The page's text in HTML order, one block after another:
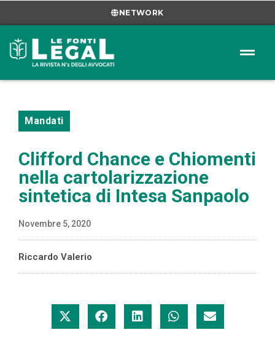
NETWORK
Mandati
Clifford Chance e Chiomenti
nella cartolarizzazione
sintetica di Intesa Sanpaolo
Novembre 5, 2020
Riccardo Valerio